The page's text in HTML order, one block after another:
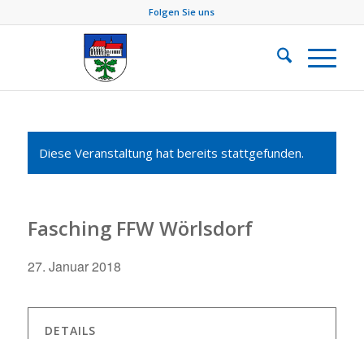
Folgen Sie uns
Diese Veranstaltung hat bereits stattgefunden.
Fasching FFW Wörlsdorf
27. Januar 2018
DETAILS